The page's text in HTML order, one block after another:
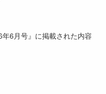
6月号』に掲載された内容